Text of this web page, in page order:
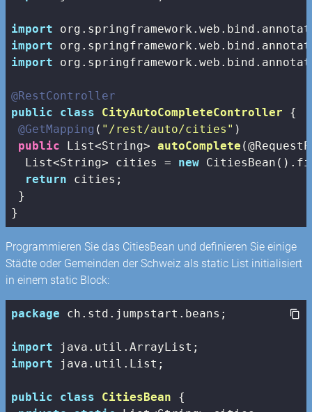
import
import
import
@RestController
public
class CityAutoCompleteController
{
@GetMapping ( "/rest/auto/cities" )
public List<String> autoComplete
  List<String> cities =
new
return cities;
}
}
Programmieren Sie das CitiesBean und definieren Sie einige
Städte oder Gemeinden der Schweiz als static List initialisiert
in einem static Block:
package ch.std.jumpstart.beans;
import
import java.util.List;
public class CitiesBean
{